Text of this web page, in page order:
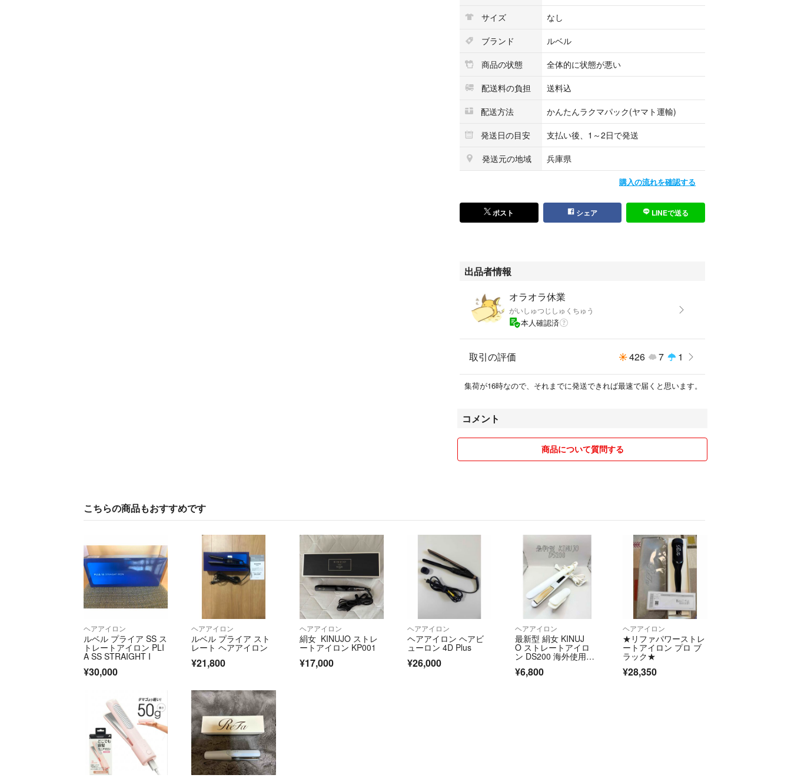
サイズ
なし
ブランド
ルベル
商品の状態
全体的に状態が悪い
配送料の負担
送料込
配送方法
かんたんラクマパック(ヤマト運輸)
発送日の目安
支払い後、1～2日で発送
発送元の地域
兵庫県
購入の流れを確認する
ポスト シェア LINEで送る
出品者情報
オラオラ休業
がいしゅつじしゅくちゅう
本人確認済
取引の評価 426 7 1
集荷が16時なので、それまでに発送できれば最速で届くと思います。
コメント
商品について質問する
こちらの商品もおすすめです
ヘアアイロン
ルベル プライア SS ス
トレートアイロン PLI
A SS STRAIGHT I
¥30,000
ヘアアイロン
ルベル プライア スト
レート ヘアアイロン
¥21,800
ヘアアイロン
絹女 KINUJO ストレ
ートアイロン KP001
¥17,000
ヘアアイロン
ヘアアイロン ヘアビ
ューロン 4D Plus
¥26,000
ヘアアイロン
最新型 絹女 KINUJ
O ストレートアイロ
ン DS200 海外使用可
¥6,800
ヘアアイロン
★リファパワーストレ
ートアイロン プロ ブ
ラック★
¥28,350